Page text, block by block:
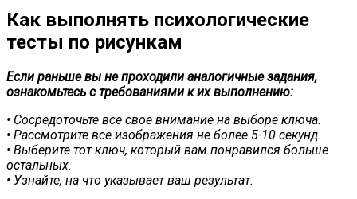
Как выполнять психологические
тесты по рисункам
Если раньше вы не проходили аналогичные задания,
ознакомьтесь с требованиями к их выполнению:
• Сосредоточьте все свое внимание на выборе ключа.
• Рассмотрите все изображения не более 5-10 секунд.
• Выберите тот ключ, который вам понравился больше
остальных.
• Узнайте, на что указывает ваш результат.